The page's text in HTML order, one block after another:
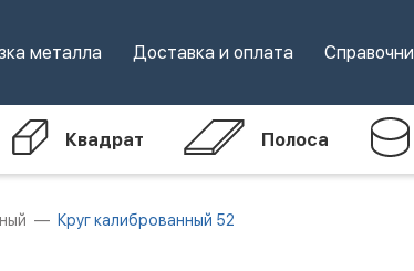
металла Доставка и оплата
Квадрат Полоса
Круг калиброванный 52